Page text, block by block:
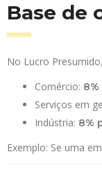
Base de
No Lucro
Comércio: 8%
Serviços em
Indústria: 8%
Exemplo: Se uma